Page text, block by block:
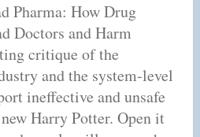
Pharma: How Drug
Doctors and Harm
critique of the
and the system-level
ineffective and unsafe
Harry Potter. Open it